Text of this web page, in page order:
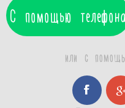
С помощью телефона
или с